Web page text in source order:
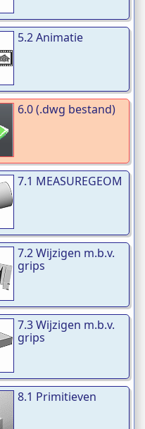
5.2 Animatie
6.0 (.dwg bestand)
7.1 MEASUREGEOM
7.2 Wijzigen m.b.v.
grips
7.3 Wijzigen m.b.v.
grips
8.1 Primitieven